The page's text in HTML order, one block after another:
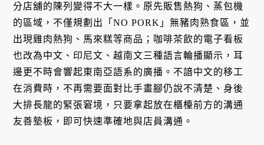
分店舖的陳列變得不大一樣。原先販售熱狗、蒸包機
的區域，不僅規劃出「NO PORK」無豬肉熟食區，並
出現雞肉熱狗、馬來糕等商品；咖啡茶飲的電子看板
也改為中文、印尼文、越南文三種語言輪播顯示，耳
邊更不時會響起東南亞語系的廣播。不諳中文的移工
在消費時，不再需要面對比手畫腳仍說不清楚、身後
大排長龍的緊張窘境，只要拿起放在櫃檯前方的溝通
友善墊板，即可快速準確地與店員溝通。